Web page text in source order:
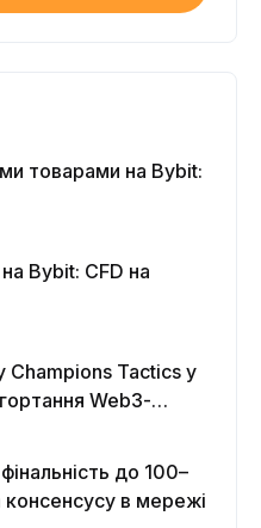
товарами на Bybit:
Bybit: CFD на
Champions Tactics у
Web3-
до 100–
консенсусу в мережі